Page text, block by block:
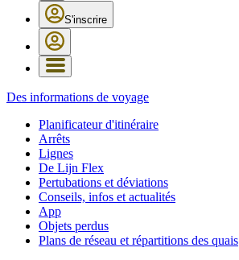
S'inscrire
Des informations de voyage
Planificateur d'itinéraire
Arrêts
Lignes
De Lijn Flex
Pertubations et déviations
Conseils, infos et actualités
App
Objets perdus
Plans de réseau et répartitions des quais